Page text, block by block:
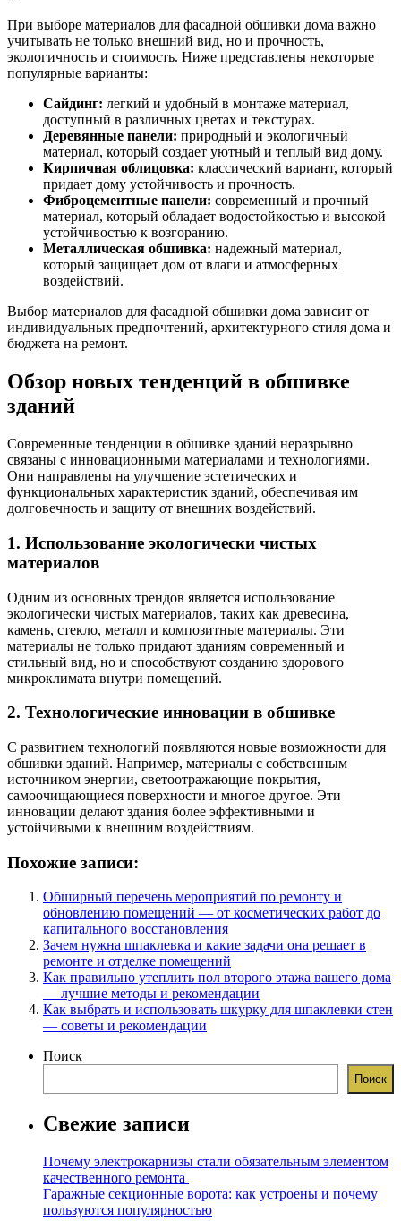
При выборе материалов для фасадной обшивки дома важно
учитывать не только внешний вид, но и прочность,
экологичность и стоимость. Ниже представлены некоторые
популярные варианты:
Сайдинг: легкий и удобный в монтаже материал,
доступный в различных цветах и текстурах.
Деревянные панели: природный и экологичный
материал, который создает уютный и теплый вид дому.
Кирпичная облицовка: классический вариант, который
придает дому устойчивость и прочность.
Фиброцементные панели: современный и прочный
материал, который обладает водостойкостью и высокой
устойчивостью к возгоранию.
Металлическая обшивка: надежный материал,
который защищает дом от влаги и атмосферных
воздействий.
Выбор материалов для фасадной обшивки дома зависит от
индивидуальных предпочтений, архитектурного стиля дома и
бюджета на ремонт.
Обзор новых тенденций в обшивке
зданий
Современные тенденции в обшивке зданий неразрывно
связаны с инновационными материалами и технологиями.
Они направлены на улучшение эстетических и
функциональных характеристик зданий, обеспечивая им
долговечность и защиту от внешних воздействий.
1. Использование экологически чистых
материалов
Одним из основных трендов является использование
экологически чистых материалов, таких как древесина,
камень, стекло, металл и композитные материалы. Эти
материалы не только придают зданиям современный и
стильный вид, но и способствуют созданию здорового
микроклимата внутри помещений.
2. Технологические инновации в обшивке
С развитием технологий появляются новые возможности для
обшивки зданий. Например, материалы с собственным
источником энергии, светоотражающие покрытия,
самоочищающиеся поверхности и многое другое. Эти
инновации делают здания более эффективными и
устойчивыми к внешним воздействиям.
Похожие записи:
Обширный перечень мероприятий по ремонту и
обновлению помещений — от косметических работ до
капитального восстановления
Зачем нужна шпаклевка и какие задачи она решает в
ремонте и отделке помещений
Как правильно утеплить пол второго этажа вашего дома
— лучшие методы и рекомендации
Как выбрать и использовать шкурку для шпаклевки стен
— советы и рекомендации
Поиск
Поиск
Свежие записи
Почему электрокарнизы стали обязательным элементом
качественного ремонта
Гаражные секционные ворота: как устроены и почему
пользуются популярностью